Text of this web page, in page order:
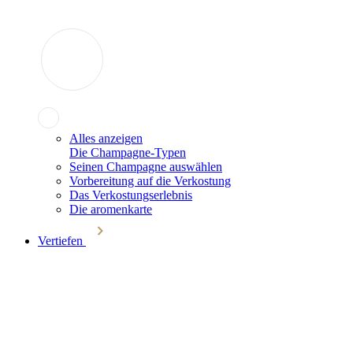
Alles anzeigen
Die Champagne-Typen
Seinen Champagne auswählen
Vorbereitung auf die Verkostung
Das Verkostungserlebnis
Die aromenkarte
Vertiefen